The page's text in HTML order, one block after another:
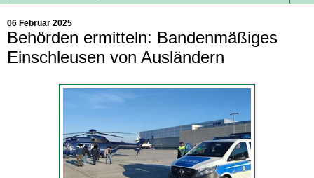
06 Februar 2025
Behörden ermitteln: Bandenmäßiges
Einschleusen von Ausländern